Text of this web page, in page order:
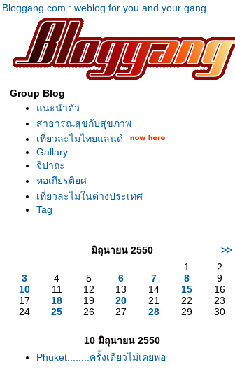
Bloggang.com : weblog for you and your gang
Group Blog
นะนำตัว
สาธารณสุขกับสุขภาพ
เที่ยวละไมไทยแลนด์
Gallary
จิปาถะ
หอเกียรติยศ
เที่ยวละไมในต่างประเทศ
Tag
มิถุนายน 2550
>>
1
2
3
4 5 6 7 8
9
10
11 12 13 14 15
16
17
18 19 20 21 22
23
24
25 26 27 28 29 30
10 มิถุนายน 2550
Phuket........ครั้งเดียวไม่เคยพอ